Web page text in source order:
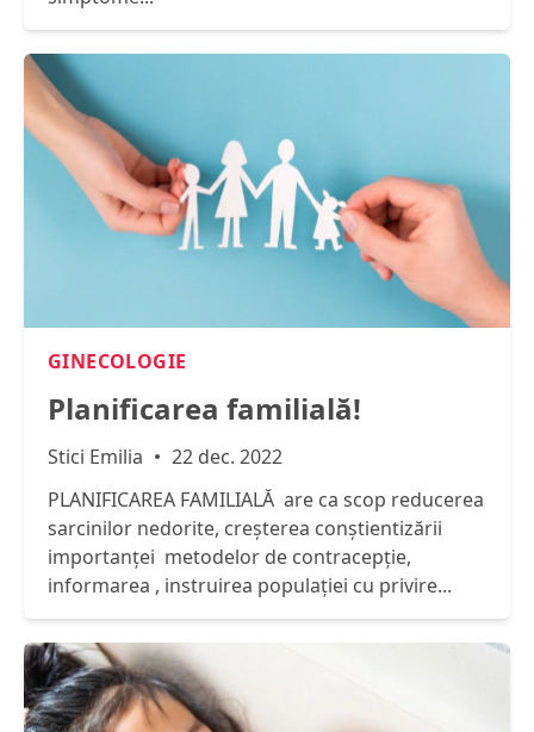
GINECOLOGIE
Planificarea familială!
Stici Emilia
22 dec. 2022
PLANIFICAREA FAMILIALĂ are ca scop reducerea
sarcinilor nedorite, creșterea conștientizării
importanței metodelor de contracepție,
informarea , instruirea populației cu privire...